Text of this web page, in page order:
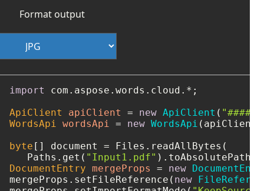
Format output
import
com.aspose.words.cloud.*;
ApiClient
apiClient = new ApiClient ( "####-
WordsApi wordsApi = new WordsApi
byte [] document = Files.readAllBytes(
   Paths.get(
"Input1.pdf"
DocumentEntry mergeProps = new
mergeProps.setFileReference( new